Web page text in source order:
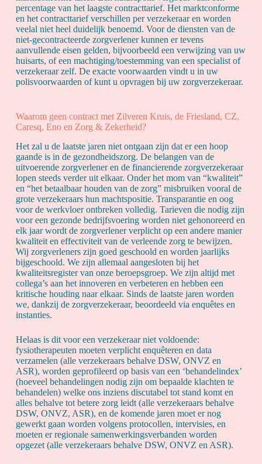
percentage van het laagste contracttarief. Het marktconforme
en het contracttarief verschillen per verzekeraar en worden
veelal niet heel duidelijk benoemd. Voor de diensten van de
niet-gecontracteerde zorgverlener kunnen er tevens
aanvullende eisen gelden, bijvoorbeeld een verwijzing van uw
huisarts, of een machtiging/toestemming van een specialist of
verzekeraar zelf. De exacte voorwaarden vindt u in uw
polisvoorwaarden of kunt u opvragen bij uw zorgverzekeraar.
Waarom geen contract met Zilveren Kruis, de Friesland, CZ,
Caresq, Eno en Zorg & Zekerheid?
Het zal u de laatste jaren niet ontgaan zijn dat er een hoop
gaande is in de gezondheidszorg. De belangen van de
uitvoerende zorgverlener en de financierende zorgverzekeraar
lopen steeds verder uit elkaar. Onder het mom van “kwaliteit”
en “het betaalbaar houden van de zorg” misbruiken vooral de
grote verzekeraars hun machtspositie. Transparantie en oog
voor de werkvloer ontbreken volledig. Tarieven die nodig zijn
voor een gezonde bedrijfsvoering worden niet gehonoreerd en
elk jaar wordt de zorgverlener verplicht op een andere manier
kwaliteit en effectiviteit van de verleende zorg te bewijzen.
Wij zorgverleners zijn goed geschoold en worden jaarlijks
bijgeschoold. We zijn allemaal aangesloten bij het
kwaliteitsregister van onze beroepsgroep. We zijn altijd met
collega’s aan het innoveren en verbeteren en hebben een
kritische houding naar elkaar. Sinds de laatste jaren worden
we, dankzij de zorgverzekeraar, beoordeeld via enquêtes en
instanties.
Helaas is dit voor een verzekeraar niet voldoende:
fysiotherapeuten moeten verplicht enquêteren en data
verzamelen (alle verzekeraars behalve DSW, ONVZ en
ASR), worden geprofileerd op basis van een ‘behandelindex’
(hoeveel behandelingen nodig zijn om bepaalde klachten te
behandelen) welke ons inziens discutabel tot stand komt en
alles behalve tot betere zorg leidt (alle verzekeraars behalve
DSW, ONVZ, ASR), en de komende jaren moet er nog
gewerkt gaan worden volgens protocollen, intervisies, en
moeten er regionale samenwerkingsverbanden worden
opgezet (alle verzekeraars behalve DSW, ONVZ en ASR).